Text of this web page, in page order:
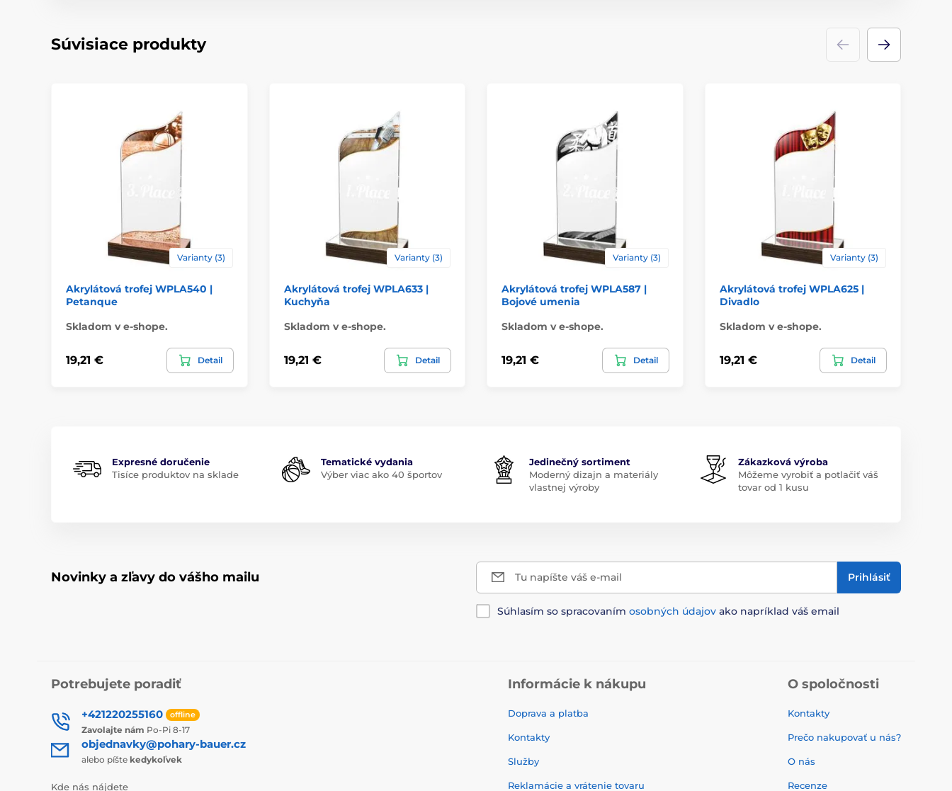
Súvisiace produkty
Varianty (3)
Akrylátová trofej WPLA540 |
Petanque
Skladom v e-shope.
19,21 € Detail
Varianty (3)
Akrylátová trofej WPLA633 |
Kuchyňa
Skladom v e-shope.
19,21 € Detail
Varianty (3)
Akrylátová trofej WPLA587 |
Bojové umenia
Skladom v e-shope.
19,21 € Detail
Varianty (3)
Akrylátová trofej WPLA625 |
Divadlo
Skladom v e-shope.
19,21 € Detail
Expresné doručenie
Tisíce produktov na sklade
Tematické vydania
Výber viac ako 40 športov
Jedinečný sortiment
Moderný dizajn a materiály
vlastnej výroby
Zákazková výroba
Môžeme vyrobiť a potlačiť váš
tovar od 1 kusu
Novinky a zľavy do vášho mailu Tu napíšte váš e-mail Prihlásiť
Súhlasím so spracovaním osobných údajov ako napríklad váš email
Potrebujete poradiť
+421220255160 offline
Zavolajte nám Po-Pi 8-17
objednavky@pohary-bauer.cz
alebo píšte kedykoľvek
Kde nás nájdete
Informácie k nákupu
Doprava a platba
Kontakty
Služby
Reklamácie a vrátenie tovaru
O spoločnosti
Kontakty
Prečo nakupovať u nás?
O nás
Recenze